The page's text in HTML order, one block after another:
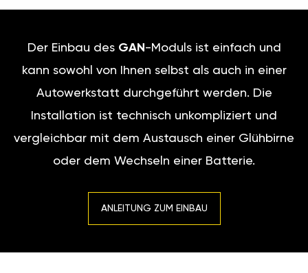
Der Einbau des GAN -Moduls ist einfach und
kann sowohl von Ihnen selbst als auch in einer
Autowerkstatt durchgeführt werden. Die
Installation ist technisch unkompliziert und
vergleichbar mit dem Austausch einer Glühbirne
oder dem Wechseln einer Batterie.
ANLEITUNG ZUM EINBAU